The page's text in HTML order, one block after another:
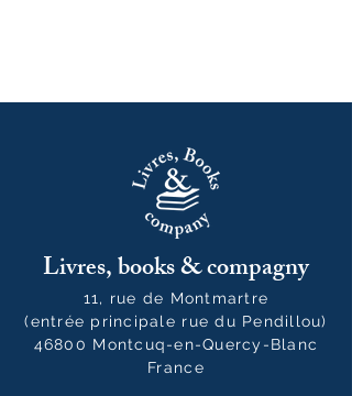
Livres, books & compagny
11, rue de Montmartre
(entrée principale rue du Pendillou)
46800 Montcuq-en-Quercy-Blanc
France